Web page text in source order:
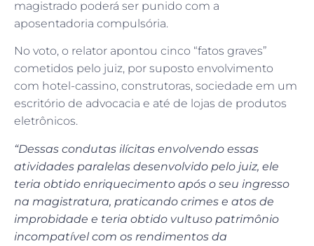
magistrado poderá ser punido com a
aposentadoria compulsória.
No voto, o relator apontou cinco “fatos graves”
cometidos pelo juiz, por suposto envolvimento
com hotel-cassino, construtoras, sociedade em um
escritório de advocacia e até de lojas de produtos
eletrônicos.
“Dessas condutas ilícitas envolvendo essas
atividades paralelas desenvolvido pelo juiz, ele
teria obtido enriquecimento após o seu ingresso
na magistratura, praticando crimes e atos de
improbidade e teria obtido vultuso patrimônio
incompatível com os rendimentos da